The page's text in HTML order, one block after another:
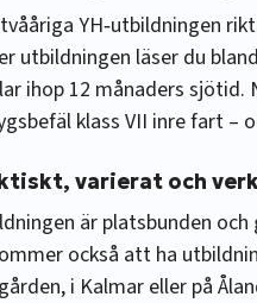
YH‑utbildningen
utbildningen läser du
ihop 12 månaders
klass VII inre fart –
varierat och
är platsbunden
också att ha
i Kalmar eller på